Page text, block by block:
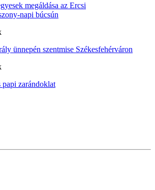
megáldása az Ercsi
napi búcsún
ünnepén szentmise Székesfehérváron
papi zarándoklat